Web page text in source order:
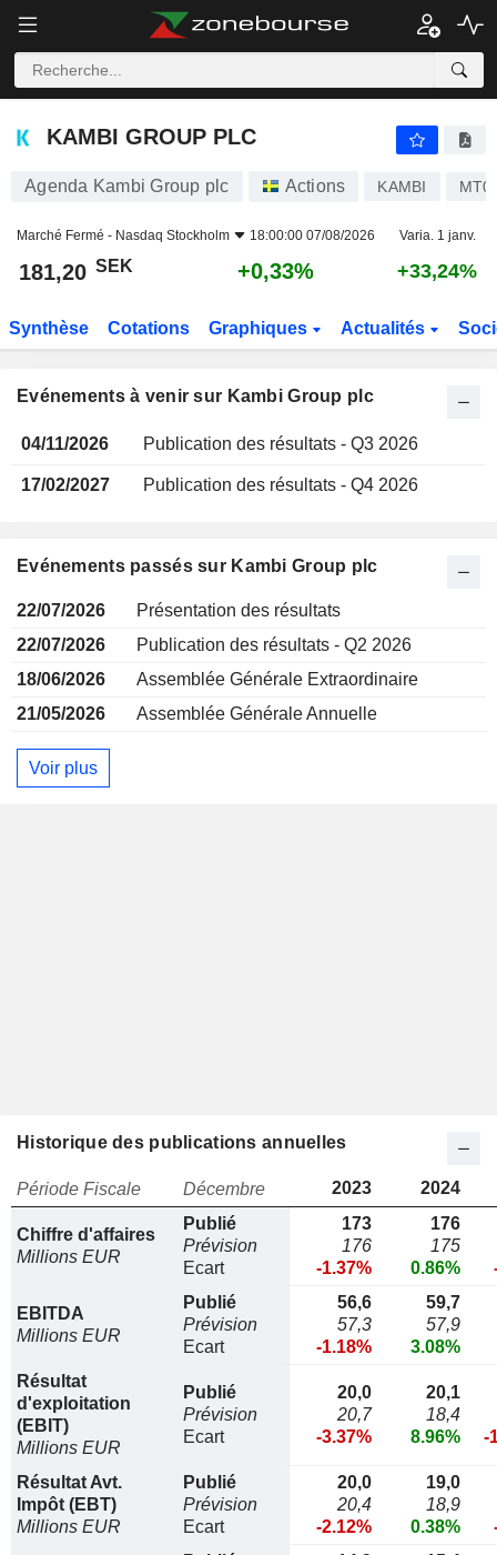
KAMBI GROUP PLC
KAMBI GROUP PLC
Agenda Kambi Group plc Actions KAMBI
Marché Fermé - Nasdaq Stockholm 18:00:00 07/08/2026 Varia. 1 janv.
181,20 SEK +0,33% +33,24%
Synthèse Cotations Graphiques Actualités
Evénements à venir sur Kambi Group plc
04/11/2026 Publication des résultats - Q3 2026
17/02/2027 Publication des résultats - Q4 2026
Evénements passés sur Kambi Group plc
22/07/2026
Présentation des résultats
22/07/2026
Publication des résultats - Q2 2026
18/06/2026
Assemblée Générale Extraordinaire
21/05/2026
Assemblée Générale Annuelle
Voir plus
Historique des publications annuelles
Période Fiscale Décembre 2023 2024
Chiffre d'affaires
Millions EUR
Publié
Prévision
Ecart
173
176
-1.37%
176
175
0.86%
EBITDA
Millions EUR
Publié
Prévision
Ecart
56,6
57,3
-1.18%
59,7
57,9
3.08%
Résultat
d'exploitation
(EBIT)
Millions EUR
Publié
Prévision
Ecart
20,0
20,7
-3.37%
20,1
18,4
8.96%
-
Résultat Avt.
Impôt (EBT)
Millions EUR
Publié
Prévision
Ecart
20,0
20,4
-2.12%
19,0
18,9
0.38%